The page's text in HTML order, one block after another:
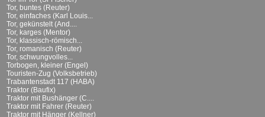
Tor, buntes (Reuter)
Tor, einfaches (Karl Louis...
Tor, gekünstelt (And....
Tor, karges (Mentor)
Tor, klassisch-römisch...
Tor, romanisch (Reuter)
Tor, schwungvolles...
Torbogen, kleiner (Engel)
Touristen-Zug (Volksbetrieb)
Trabantenstadt 117 (HABA)
Traktor (Baufix)
Traktor mit Bushänger (C....
Traktor mit Fahrer (Reuter)
Traktor mit Hänger (Kellner)